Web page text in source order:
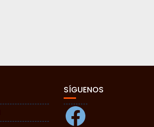
SÍGUENOS
Facebook